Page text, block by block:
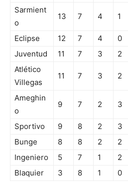
Sarmient
o
13 7 4 1
Eclipse 12 7 4 0
Juventud
11 7 3 2
Atlético
Villegas
11 7 3 2
Ameghin
o
9 7 2 3
Sportivo 9 8 2 3
Bunge
8 8 2 2
Ingeniero
5 7 1 2
Blaquier
3 8 1 0